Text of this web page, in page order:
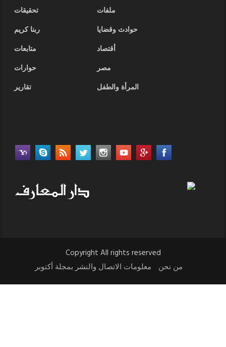
ملفات
تحقيقات
حوادث وقضايا
ربنا كريم
أقتصاد
متابعات
مصر
حوارات
المرأة والطفل
تقارير
Copyright All rights reserved
من نحن
معلومات الاتصال والنشر بمجلة أكتوبر